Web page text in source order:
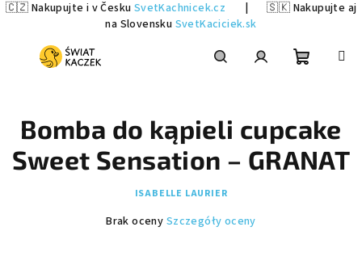
🇨🇿 Nakupujte i v Česku SvetKachnicek.cz
🇸🇰 Nakupujte aj
na Slovensku SvetKaciciek.sk
się
Bomba do kąpieli cupcake
Sweet Sensation – GRANAT
ISABELLE LAURIER
Średnia
Brak oceny Szczegóły oceny